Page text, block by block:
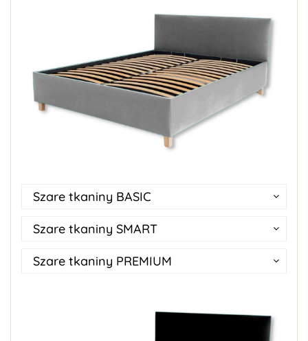
Szare tkaniny BASIC
Szare tkaniny SMART
Szare tkaniny PREMIUM